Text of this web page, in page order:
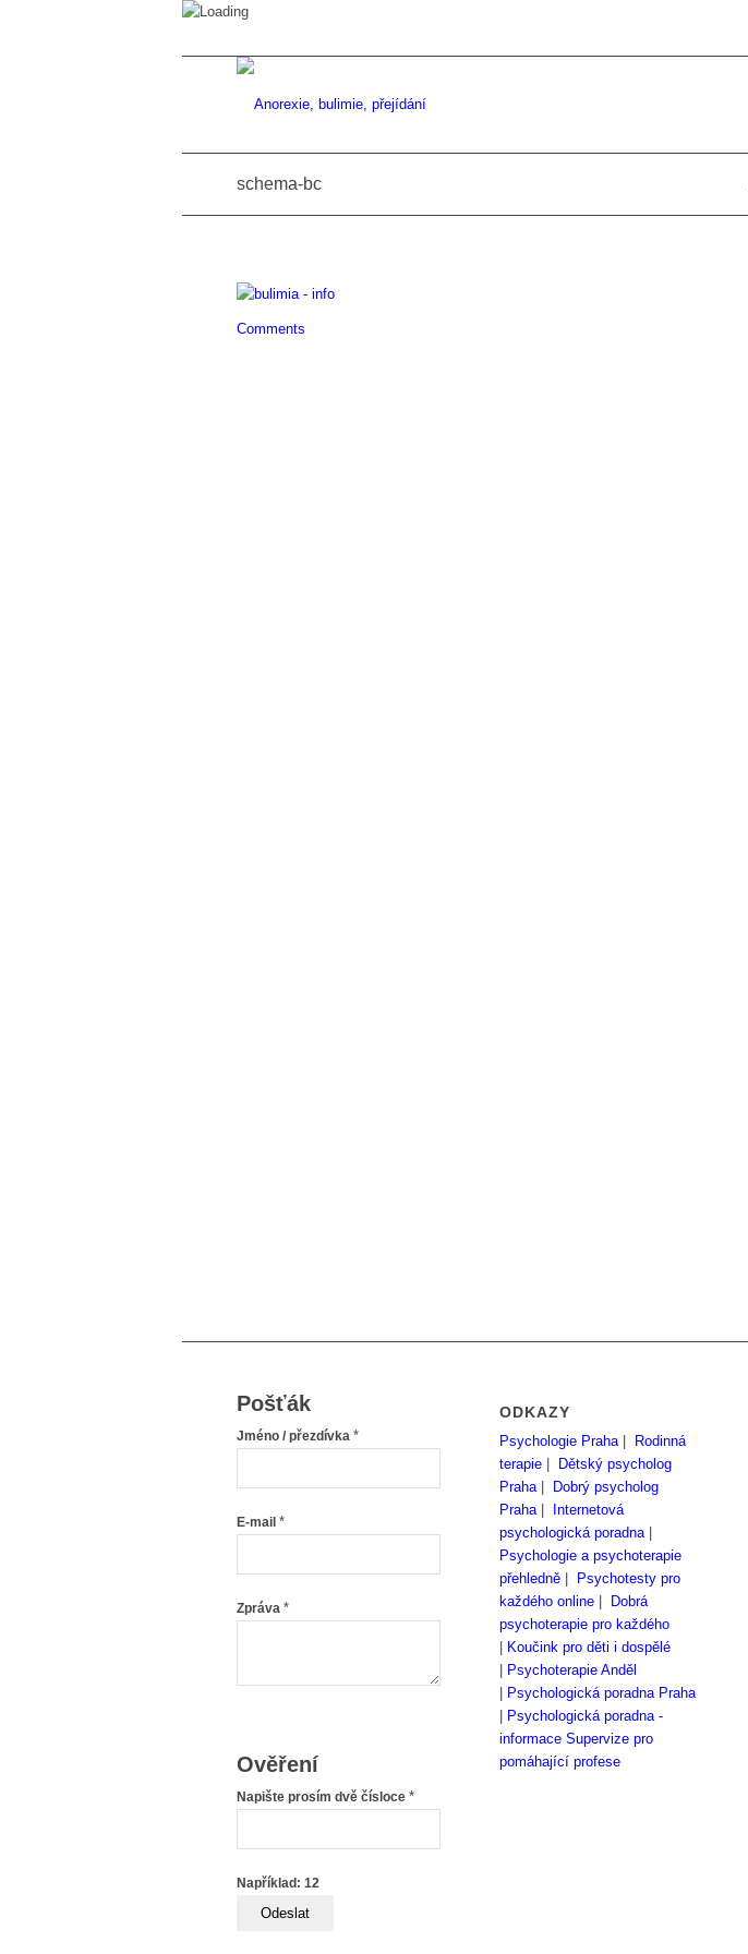
schema-bc
Comments
Pošťák
Jméno / přezdívka *
E-mail *
Zpráva *
Ověření
Napište prosím dvě čísloce *
Například: 12
ODKAZY
Psychologie Praha|
Rodinná
terapie
Dětský psycholog
Praha|
Dobrý psycholog
Praha|
Internetová
psychologická poradna|
Psychologie a psychoterapie
přehledně
Psychotesty pro
každého online
Dobrá
psychoterapie pro každého
Koučink pro děti i dospělé
Psychoterapie Anděl
Psychologická poradna Praha
Psychologická poradna -
informace Supervize pro
pomáhající profese